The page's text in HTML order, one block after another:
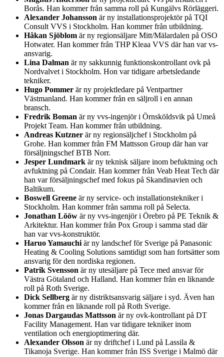
Borås. Han kommer från samma roll på Kungälvs Rörläggeri.
Alexander Johansson är ny installationsprojektör på TQI
Consult VVS i Stockholm. Han kommer från utbildning.
Håkan Sjöblom är ny regionsäljare Mitt/Mälardalen på OSO
Hotwater. Han kommer från THP Kleaa VVS där han var vs-
ansvarig.
Lina Dalman är ny sakkunnig funktionskontrollant ovk på
Nordvalvet i Stockholm. Hon var tidigare arbetsledande
tekniker.
Hugo Pommer är ny projektledare på Ventpartner
Västmanland. Han kommer från en säljroll i en annan
bransch.
Fredrik Boman är ny vvs-ingenjör i Örnsköldsvik på Umeå
Projekt Team. Han kommer från utbildning.
Andreas Kutzner är ny regionsäljchef i Stockholm på
Grohe. Han kommer från FM Mattsson Group där han var
försäljningschef BTB Norr.
Jesper Lundmark är ny teknisk säljare inom befuktning och
avfuktning på Condair. Han kommer från Veab Heat Tech där
han var försäljningschef med fokus på Skandinavien och
Baltikum.
Boswell Greene är ny service- och installationstekniker i
Stockholm. Han kommer från samma roll på Selecta.
Jonathan Lööw är ny vvs-ingenjör i Örebro på PE Teknik &
Arkitektur. Han kommer från Pox Group i samma stad där
han var vvs-konstruktör.
Haruo Yamauchi är ny landschef för Sverige på Panasonic
Heating & Cooling Solutions samtidigt som han fortsätter som
ansvarig för den nordiska regionen.
Patrik Svensson är ny utesäljare på Tece med ansvar för
Västra Götaland och Halland. Han kommer från en liknande
roll på Roth Sverige.
Dick Sellberg är ny distriktsansvarig säljare i syd. Även han
kommer från en liknande roll på Roth Sverige.
Jonas Dargaudas Mattsson är ny ovk-kontrollant på DT
Facility Management. Han var tidigare tekniker inom
ventilation och energioptimering där.
Alexander Olsson är ny driftchef i Lund på Lassila &
Tikanoja Sverige. Han kommer från ISS Sverige i Malmö där